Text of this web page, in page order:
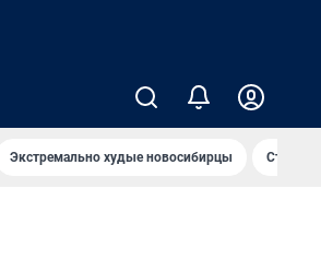
Экстремально худые новосибирцы Старт